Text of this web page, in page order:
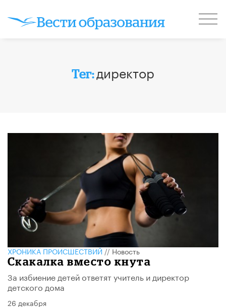
Тег:директор
ХРОНИКА ПРОИСШЕСТВИЙ//Новость
Скакалка вместо кнута
За избиение детей ответят учитель и директор
детского дома
26 декабря